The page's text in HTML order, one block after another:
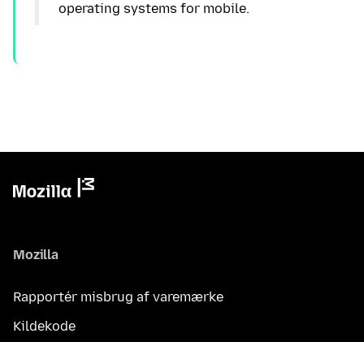
operating systems for mobile.
Mozilla
Rapportér misbrug af varemærke
Kildekode